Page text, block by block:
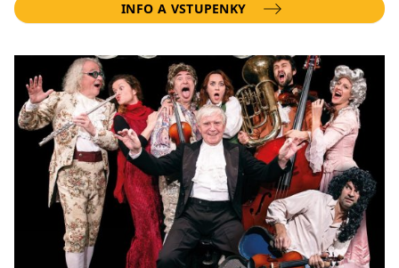
INFO A VSTUPENKY